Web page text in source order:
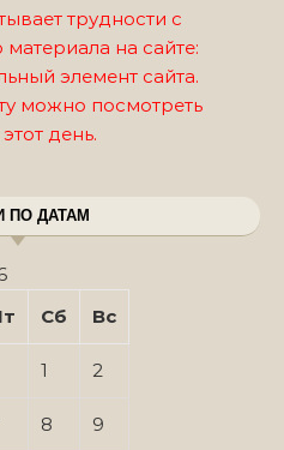
трудности с
на сайте:
элемент сайта.
можно посмотреть
день.
ПО ДАТАМ
Сб Вс
1 2
8 9